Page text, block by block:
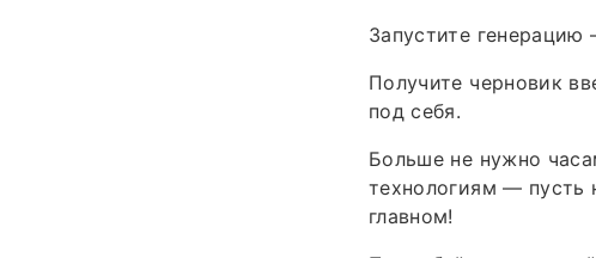
Запустите
Получите черновик
под себя.
Больше не нужно
технологиям — пусть
главном!